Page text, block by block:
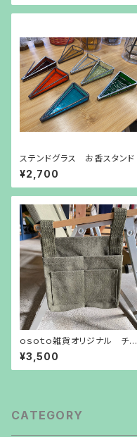
ステンドグラス お香スタンド
¥2,700
ｏｓｏｔｏ雑貨オリジナル チェ
アサイドバッグ
¥3,500
CATEGORY